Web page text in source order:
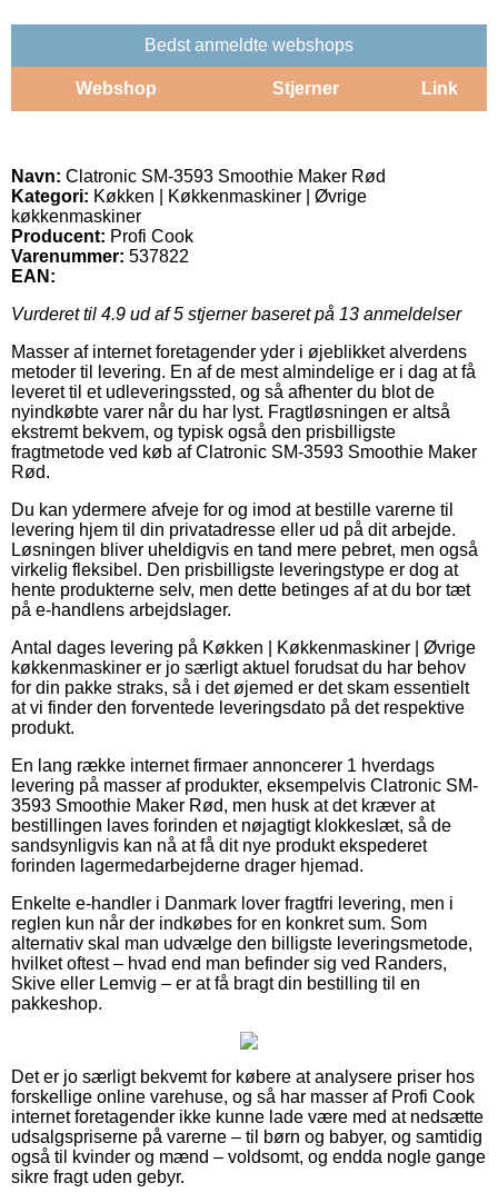
Bedst anmeldte webshops
Webshop Stjerner Link
Navn: Clatronic SM-3593 Smoothie Maker Rød
Kategori: Køkken | Køkkenmaskiner | Øvrige
køkkenmaskiner
Producent: Profi Cook
Varenummer: 537822
EAN:
Vurderet til 4.9 ud af 5 stjerner baseret på 13 anmeldelser
Masser af internet foretagender yder i øjeblikket alverdens
metoder til levering. En af de mest almindelige er i dag at få
leveret til et udleveringssted, og så afhenter du blot de
nyindkøbte varer når du har lyst. Fragtløsningen er altså
ekstremt bekvem, og typisk også den prisbilligste
fragtmetode ved køb af Clatronic SM-3593 Smoothie Maker
Rød.
Du kan ydermere afveje for og imod at bestille varerne til
levering hjem til din privatadresse eller ud på dit arbejde.
Løsningen bliver uheldigvis en tand mere pebret, men også
virkelig fleksibel. Den prisbilligste leveringstype er dog at
hente produkterne selv, men dette betinges af at du bor tæt
på e-handlens arbejdslager.
Antal dages levering på Køkken | Køkkenmaskiner | Øvrige
køkkenmaskiner er jo særligt aktuel forudsat du har behov
for din pakke straks, så i det øjemed er det skam essentielt
at vi finder den forventede leveringsdato på det respektive
produkt.
En lang række internet firmaer annoncerer 1 hverdags
levering på masser af produkter, eksempelvis Clatronic SM-
3593 Smoothie Maker Rød, men husk at det kræver at
bestillingen laves forinden et nøjagtigt klokkeslæt, så de
sandsynligvis kan nå at få dit nye produkt ekspederet
forinden lagermedarbejderne drager hjemad.
Enkelte e-handler i Danmark lover fragtfri levering, men i
reglen kun når der indkøbes for en konkret sum. Som
alternativ skal man udvælge den billigste leveringsmetode,
hvilket oftest – hvad end man befinder sig ved Randers,
Skive eller Lemvig – er at få bragt din bestilling til en
pakkeshop.
Det er jo særligt bekvemt for købere at analysere priser hos
forskellige online varehuse, og så har masser af Profi Cook
internet foretagender ikke kunne lade være med at nedsætte
udsalgspriserne på varerne – til børn og babyer, og samtidig
også til kvinder og mænd – voldsomt, og endda nogle gange
sikre fragt uden gebyr.